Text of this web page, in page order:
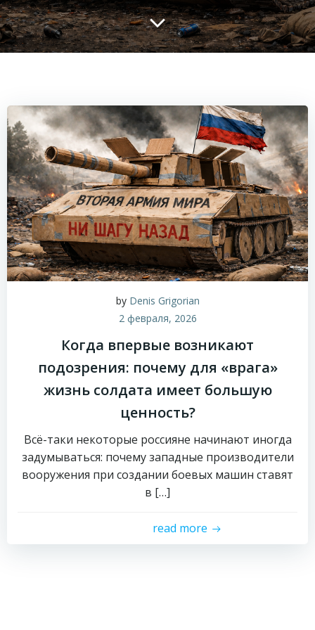
by Denis Grigorian
2 февраля, 2026
Когда впервые возникают
подозрения: почему для «врага»
жизнь солдата имеет большую
ценность?
Всё-таки некоторые россияне начинают иногда
задумываться: почему западные производители
вооружения при создании боевых машин ставят
в […]
read more